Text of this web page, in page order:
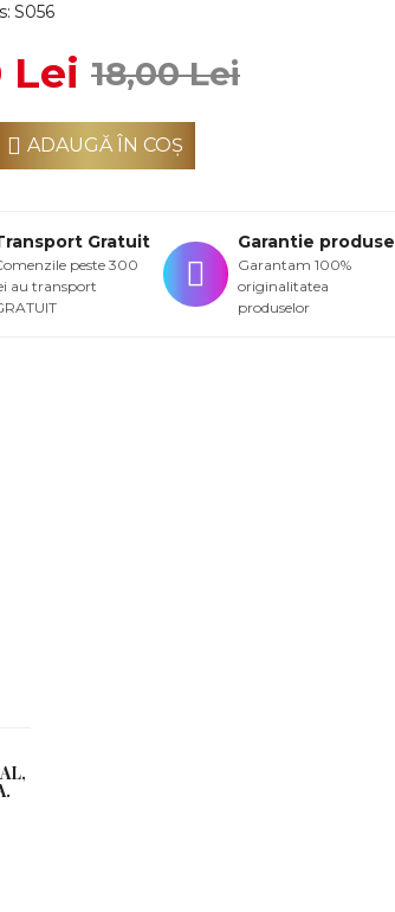
S056
Lei 18,00 Lei
ADAUGĂ ÎN COŞ
Gratuit
peste 300
au transport
Garantie produse
Garantam 100%
originalitatea
produselor